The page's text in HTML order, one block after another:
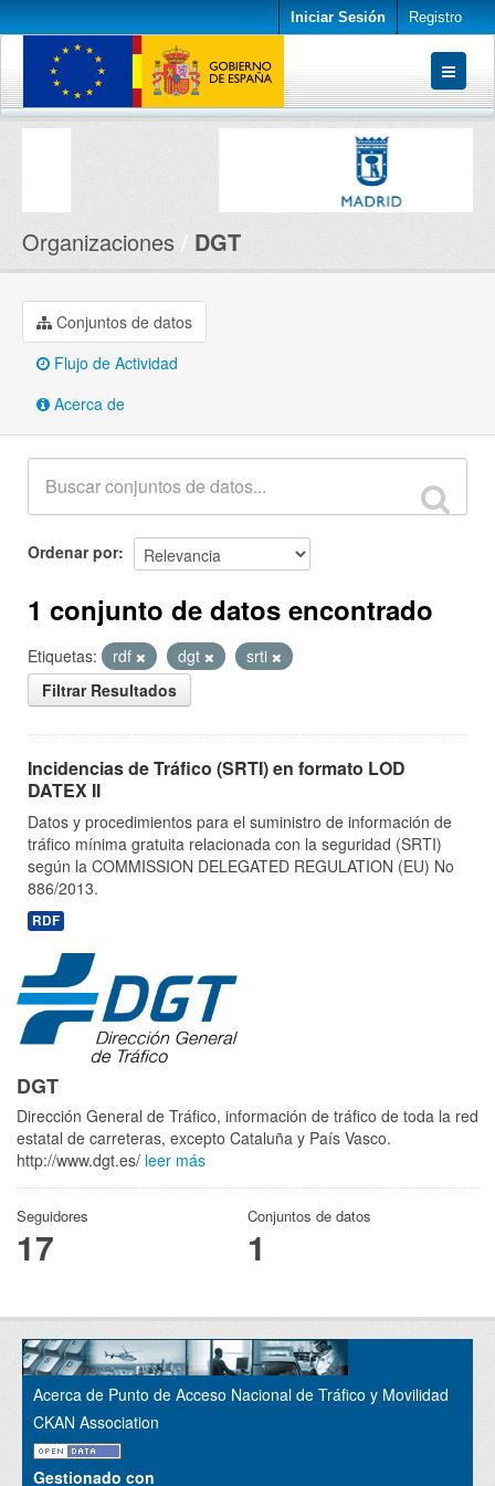
Iniciar Sesión Registro
Conjuntos de datos
Organizaciones DGT
Conjuntos de datos
Flujo de Actividad
Acerca de
Ordenar por
1 conjunto de datos encontrado
Etiquetas: rdf dgt
srti
Filtrar Resultados
Incidencias de Tráfico (SRTI) en formato LOD
DATEX II
Datos y procedimientos para el suministro de información de
tráfico mínima gratuita relacionada con la seguridad (SRTI)
según la COMMISSION DELEGATED REGULATION (EU) No
886/2013.
RDF
DGT
Dirección General de Tráfico, información de tráfico de toda la red
estatal de carreteras, excepto Cataluña y País Vasco.
http://www.dgt.es/ leer más
Seguidores
17
Conjuntos de datos
1
Acerca de Punto de Acceso Nacional de Tráfico y Movilidad
CKAN Association
Gestionado con